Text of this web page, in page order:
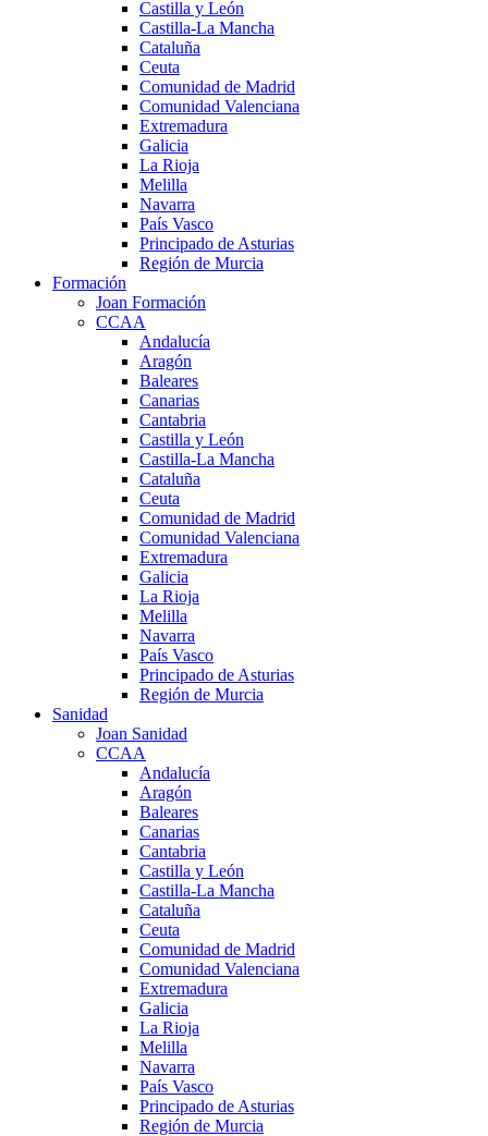
Castilla y León
Castilla-La Mancha
Cataluña
Ceuta
Comunidad de Madrid
Comunidad Valenciana
Extremadura
Galicia
La Rioja
Melilla
Navarra
País Vasco
Principado de Asturias
Región de Murcia
Formación
Joan Formación
CCAA
Andalucía
Aragón
Baleares
Canarias
Cantabria
Castilla y León
Castilla-La Mancha
Cataluña
Ceuta
Comunidad de Madrid
Comunidad Valenciana
Extremadura
Galicia
La Rioja
Melilla
Navarra
País Vasco
Principado de Asturias
Región de Murcia
Sanidad
Joan Sanidad
CCAA
Andalucía
Aragón
Baleares
Canarias
Cantabria
Castilla y León
Castilla-La Mancha
Cataluña
Ceuta
Comunidad de Madrid
Comunidad Valenciana
Extremadura
Galicia
La Rioja
Melilla
Navarra
País Vasco
Principado de Asturias
Región de Murcia